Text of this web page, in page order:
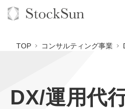
オーダーメイド支援
TOP コンサルティング事業
DX/運用代